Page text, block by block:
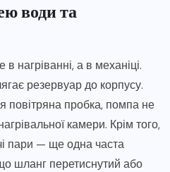
води та
нагріванні, а в механіці.
резервуар до корпусу.
повітряна пробка, помпа не
камери. Крім того,
пари — ще одна часта
шланг перетиснутий або